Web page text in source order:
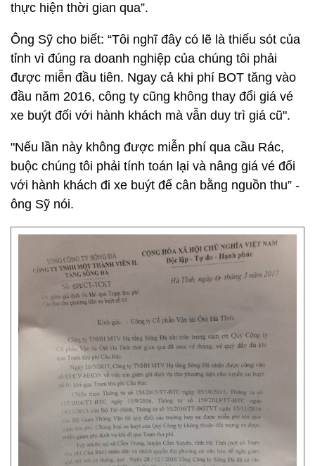
thực hiện thời gian qua”.
Ông Sỹ cho biết: “Tôi nghĩ đây có lẽ là thiếu sót của
tỉnh vì đúng ra doanh nghiệp của chúng tôi phải
được miễn đầu tiên. Ngay cả khi phí BOT tăng vào
đầu năm 2016, công ty cũng không thay đổi giá vé
xe buýt đối với hành khách mà vẫn duy trì giá cũ".
"Nếu lần này không được miễn phí qua cầu Rác,
buộc chúng tôi phải tính toán lại và nâng giá vé đối
với hành khách đi xe buýt để cân bằng nguồn thu” -
ông Sỹ nói.